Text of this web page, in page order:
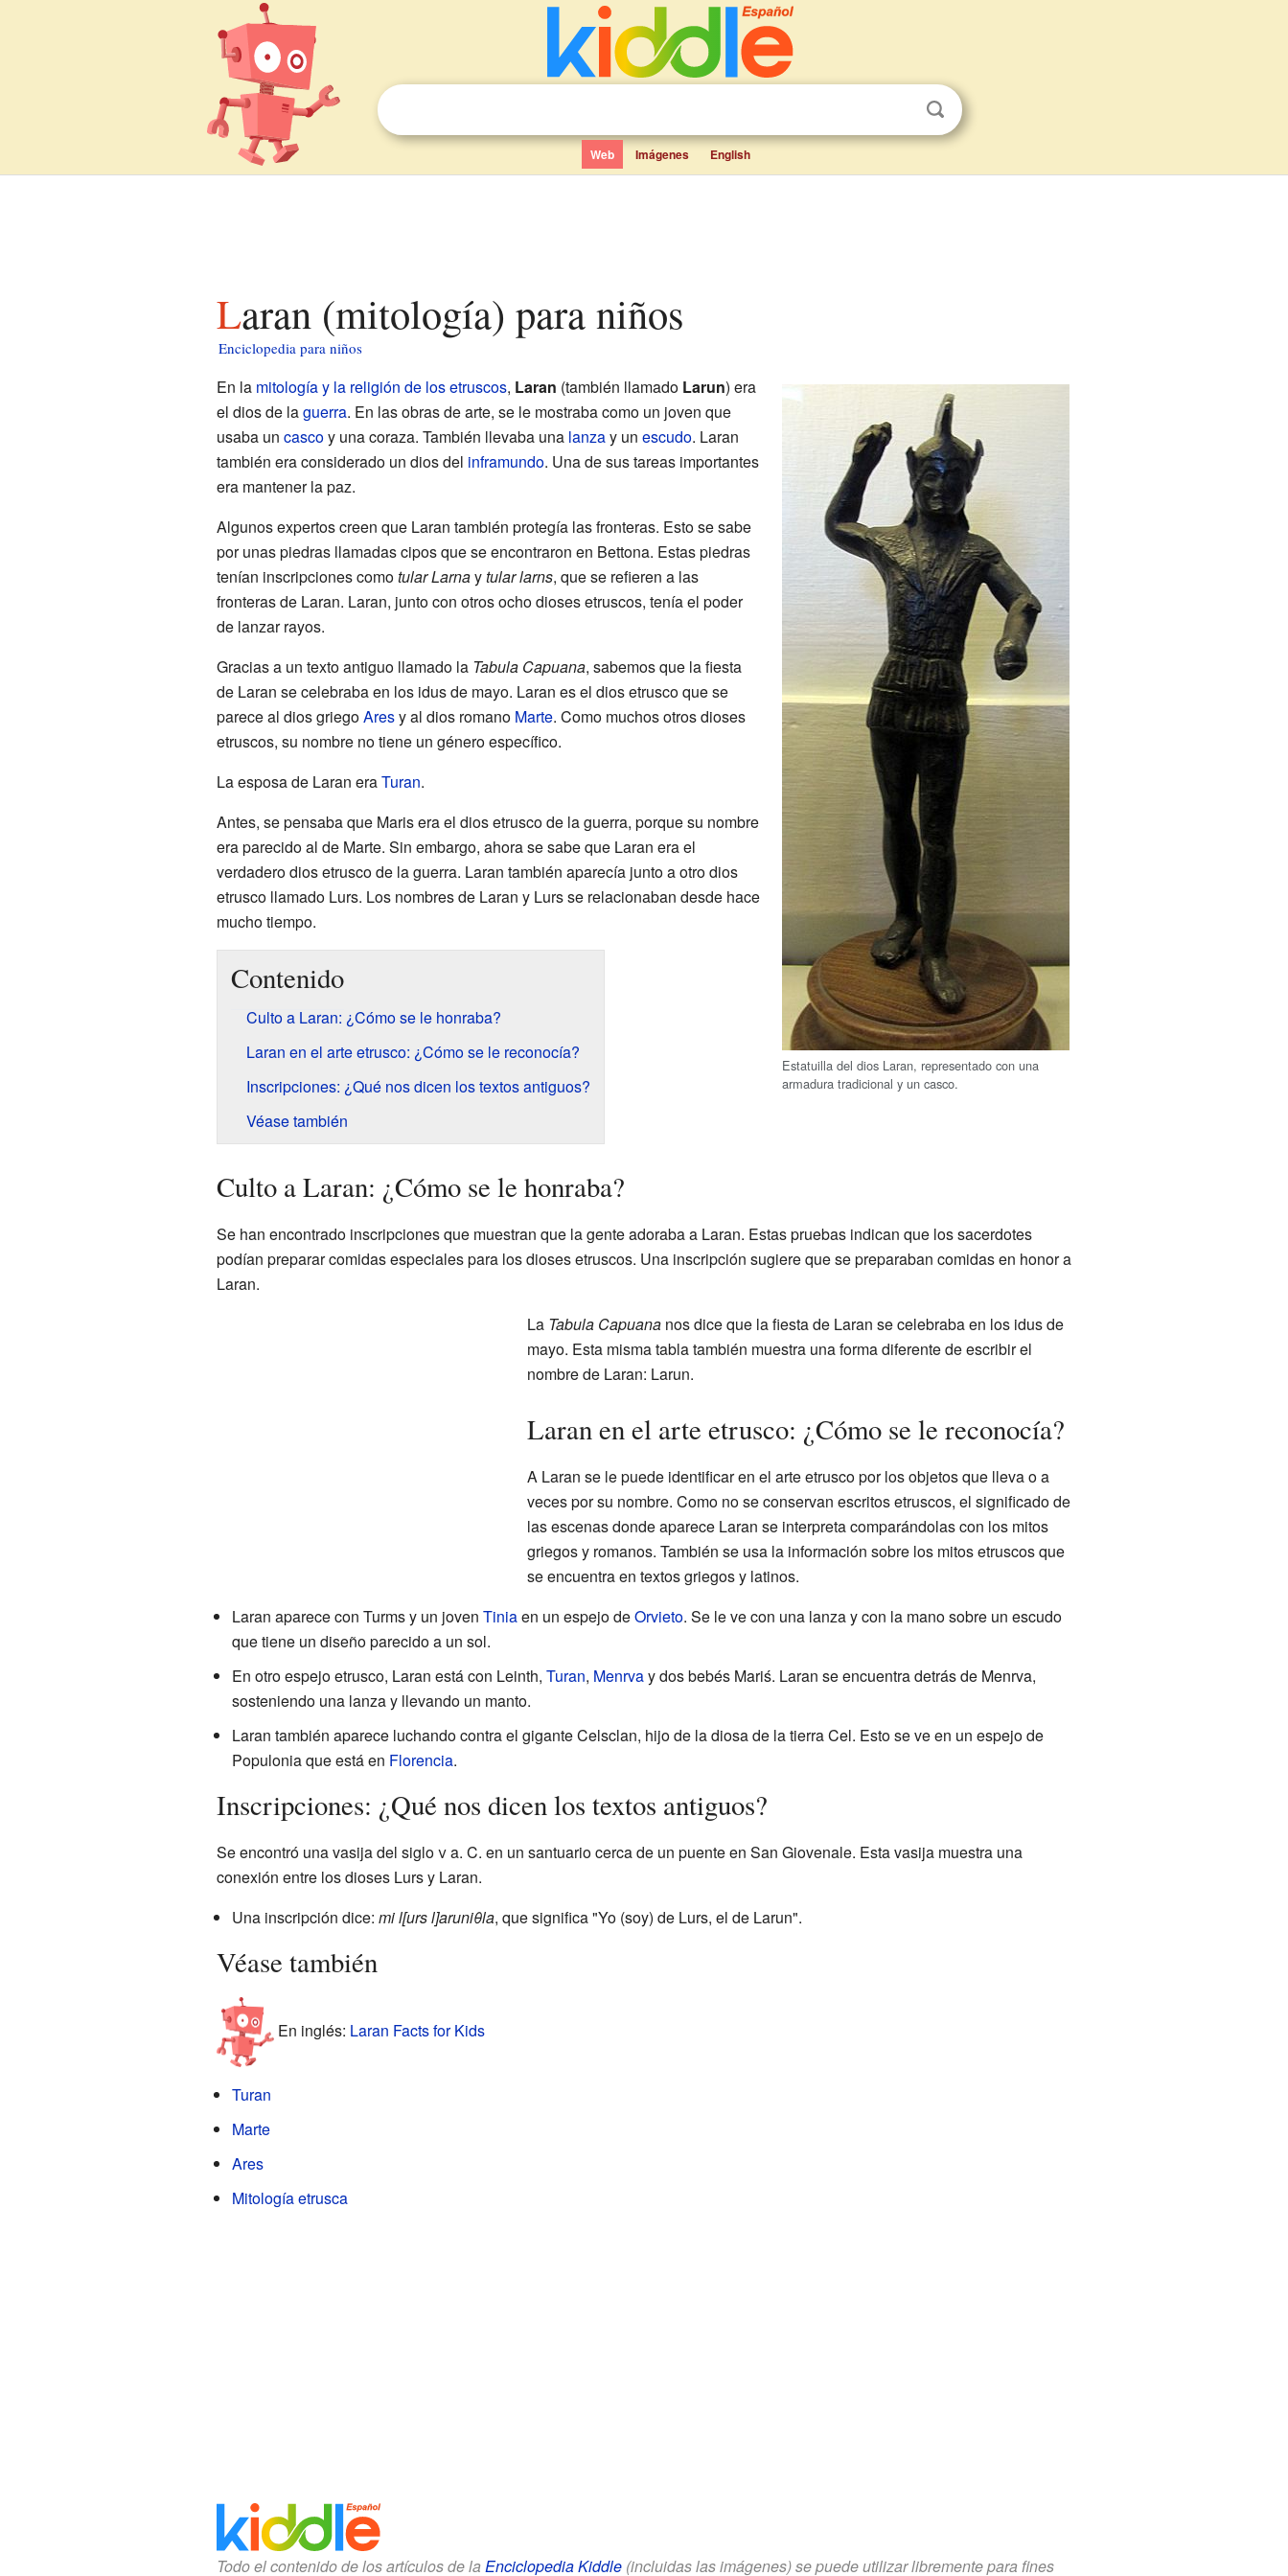
Web Imágenes English
Laran (mitología) para niños
Enciclopedia para niños
Estatuilla del dios Laran, representado con una
armadura tradicional y un casco.
En la mitología y la religión de los etruscos, Laran (también llamado Larun) era
el dios de laguerra. En las obras de arte, se le mostraba como un joven que
usaba un cascoy una coraza. También llevaba una lanzay un escudo. Laran
también era considerado un dios del inframundo. Una de sus tareas importantes
era mantener la paz.
Algunos expertos creen que Laran también protegía las fronteras. Esto se sabe
por unas piedras llamadas cipos que se encontraron en Bettona. Estas piedras
tenían inscripciones comotular Larnaytular larns, que se refieren a las
fronteras de Laran. Laran, junto con otros ocho dioses etruscos, tenía el poder
de lanzar rayos.
Gracias a un texto antiguo llamado la Tabula Capuana, sabemos que la fiesta
de Laran se celebraba en los idus de mayo. Laran es el dios etrusco que se
parece al dios griegoAresy al dios romano Marte. Como muchos otros dioses
etruscos, su nombre no tiene un género específico.
La esposa de Laran eraTuran.
Antes, se pensaba que Maris era el dios etrusco de la guerra, porque su nombre
era parecido al de Marte. Sin embargo, ahora se sabe que Laran era el
verdadero dios etrusco de la guerra. Laran también aparecía junto a otro dios
etrusco llamado Lurs. Los nombres de Laran y Lurs se relacionaban desde hace
mucho tiempo.
Contenido
Culto a Laran: ¿Cómo se le honraba?
Laran en el arte etrusco: ¿Cómo se le reconocía?
Inscripciones: ¿Qué nos dicen los textos antiguos?
Véase también
Culto a Laran: ¿Cómo se le honraba?
Se han encontrado inscripciones que muestran que la gente adoraba a Laran. Estas pruebas indican que los sacerdotes
podían preparar comidas especiales para los dioses etruscos. Una inscripción sugiere que se preparaban comidas en honor a
Laran.
La Tabula Capuananos dice que la fiesta de Laran se celebraba en los idus de
mayo. Esta misma tabla también muestra una forma diferente de escribir el
nombre de Laran: Larun.
Laran en el arte etrusco: ¿Cómo se le reconocía?
A Laran se le puede identificar en el arte etrusco por los objetos que lleva o a
veces por su nombre. Como no se conservan escritos etruscos, el significado de
las escenas donde aparece Laran se interpreta comparándolas con los mitos
griegos y romanos. También se usa la información sobre los mitos etruscos que
se encuentra en textos griegos y latinos.
Laran aparece con Turms y un joven Tiniaen un espejo deOrvieto. Se le ve con una lanza y con la mano sobre un escudo
que tiene un diseño parecido a un sol.
En otro espejo etrusco, Laran está con Leinth, Turan, Menrvay dos bebés Mariś. Laran se encuentra detrás de Menrva,
sosteniendo una lanza y llevando un manto.
Laran también aparece luchando contra el gigante Celsclan, hijo de la diosa de la tierra Cel. Esto se ve en un espejo de
Populonia que está en Florencia.
Inscripciones: ¿Qué nos dicen los textos antiguos?
Se encontró una vasija del siglova. C. en un santuario cerca de un puente en San Giovenale. Esta vasija muestra una
conexión entre los dioses Lurs y Laran.
Una inscripción dice: mi l[urs l]aruniθla, que significa "Yo (soy) de Lurs, el de Larun".
Véase también
En inglés: Laran Facts for Kids
Turan
Marte
Ares
Mitología etrusca
Todo el contenido de los artículos de la Enciclopedia Kiddle(incluidas las imágenes) se puede utilizar libremente para fines